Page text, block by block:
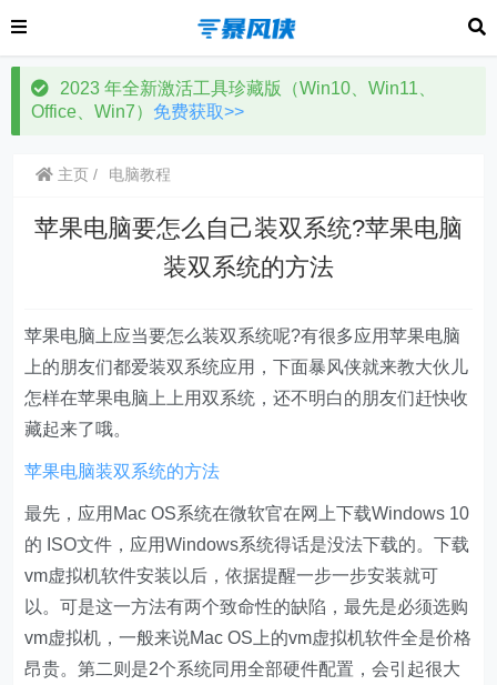
2023 年全新激活工具珍藏版（Win10、Win11、
Office、Win7） 免费获取>>
主页 电脑教程
苹果电脑要怎么自己装双系统?苹果电脑
装双系统的方法
苹果电脑上应当要怎么装双系统呢?有很多应用苹果电脑
上的朋友们都爱装双系统应用，下面暴风侠就来教大伙儿
怎样在苹果电脑上上用双系统，还不明白的朋友们赶快收
藏起来了哦。
苹果电脑装双系统的方法
最先，应用Mac OS系统在微软官在网上下载Windows 10
的 ISO文件，应用Windows系统得话是没法下载的。下载
vm虚拟机软件安装以后，依据提醒一步一步安装就可
以。可是这一方法有两个致命性的缺陷，最先是必须选购
vm虚拟机，一般来说Mac OS上的vm虚拟机软件全是价格
昂贵。第二则是2个系统同用全部硬件配置，会引起很大